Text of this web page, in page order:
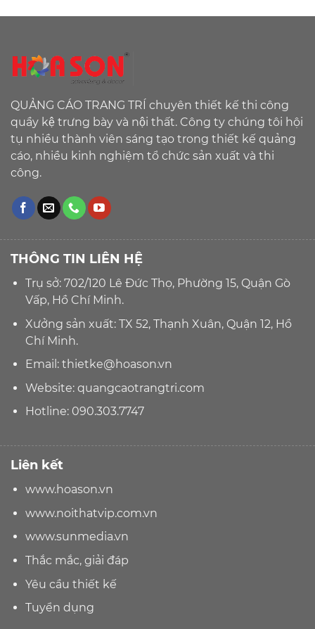
QUẢNG CÁO TRANG TRÍ chuyên thiết kế thi công
quầy kệ trưng bày và nội thất. Công ty chúng tôi hội
tụ nhiều thành viên sáng tạo trong thiết kế quảng
cáo, nhiều kinh nghiệm tổ chức sản xuất và thi
công.
THÔNG TIN LIÊN HỆ
Trụ sở: 702/120 Lê Đức Thọ, Phường 15, Quận Gò
Vấp, Hồ Chí Minh.
Xưởng sản xuất: TX 52, Thạnh Xuân, Quận 12, Hồ
Chí Minh.
Email: thietke@hoason.vn
Website:quangcaotrangtri.com
Hotline: 090.303.7747
Liên kết
www.hoason.vn
www.noithatvip.com.vn
www.sunmedia.vn
Thắc mắc, giải đáp
Yêu cầu thiết kế
Tuyển dụng